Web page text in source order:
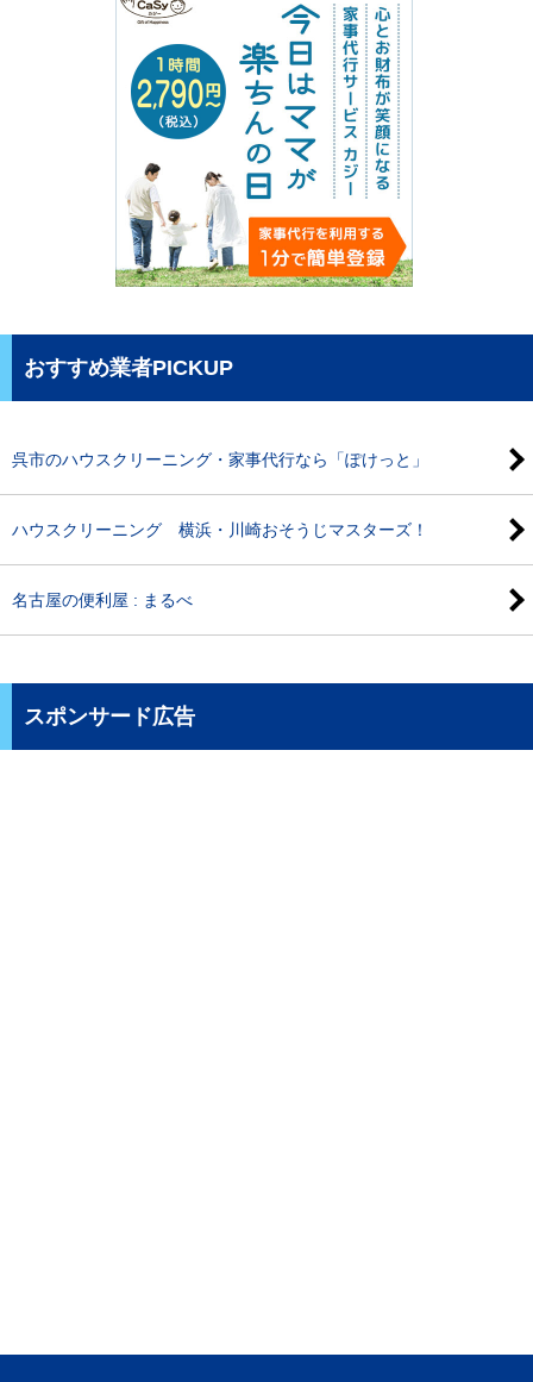
おすすめ業者PICKUP
呉市のハウスクリーニング・家事代行なら「ぽけっと」
ハウスクリーニング 横浜・川崎おそうじマスターズ！
名古屋の便利屋 : まるべ
スポンサード広告